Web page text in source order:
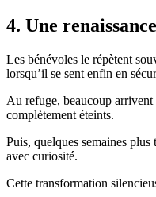
4. Une
Les bénévoles le répètent
lorsqu’il se sent enfin en
Au refuge, beaucoup
complètement éteints.
Puis, quelques semaines
avec curiosité.
Cette transformation